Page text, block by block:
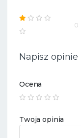
0
Napisz opinie
Ocena
Twoja opinia